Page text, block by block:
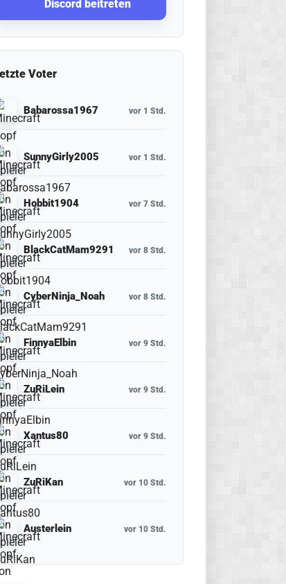
Discord beitreten
Voter
Babarossa1967 vor 1 Std.
SunnyGirly2005 vor 1 Std.
Hobbit1904 vor 7 Std.
BlackCatMam9291 vor 8 Std.
CyberNinja_Noah vor 8 Std.
FinnyaElbin vor 9 Std.
ZuRiLein vor 9 Std.
Xantus80 vor 9 Std.
ZuRiKan vor 10 Std.
Austerlein vor 10 Std.